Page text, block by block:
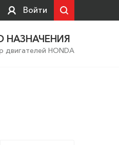
Войти
НАЗНАЧЕНИЯ
HONDA